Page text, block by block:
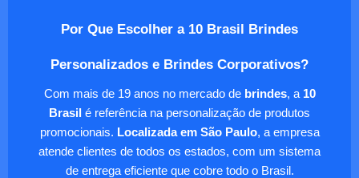
Por Que Escolher a 10 Brasil Brindes
Personalizados e Brindes Corporativos?
Com mais de 19 anos no mercado de brindes, a 10
Brasil é referência na personalização de produtos
promocionais. Localizada em São Paulo, a empresa
atende clientes de todos os estados, com um sistema
de entrega eficiente que cobre todo o Brasil.